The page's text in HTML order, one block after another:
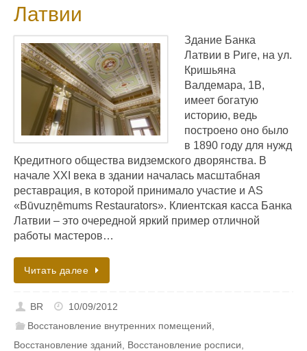
Латвии
Здание Банка
Латвии в Риге, на ул.
Кришьяна
Валдемара, 1B,
имеет богатую
историю, ведь
построено оно было
в 1890 году для нужд
Кредитного общества видземского дворянства. В
начале XXI века в здании началась масштабная
реставрация, в которой принимало участие и AS
«Būvuzņēmums Restaurators». Клиентская касса Банка
Латвии – это очередной яркий пример отличной
работы мастеров…
Читать далее
BR
10/09/2012
Восстановление внутренних помещений
Восстановление зданий
Восстановление росписи